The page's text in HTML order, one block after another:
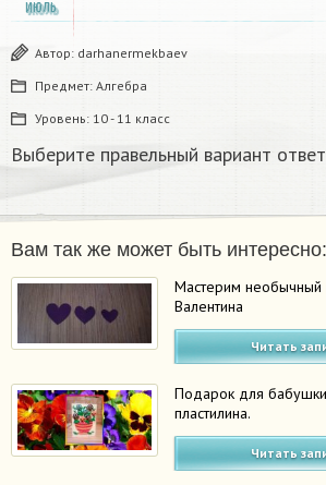
ИЮЛЬ
Автор: darhanermekbaev
Предмет: Алгебра
Уровень: 10 - 11 класс
Выберите правельный вариант
Вам так же может быть интересно:
Мастерим необычный
Валентина
Читать
Подарок для
пластилина.
Читать